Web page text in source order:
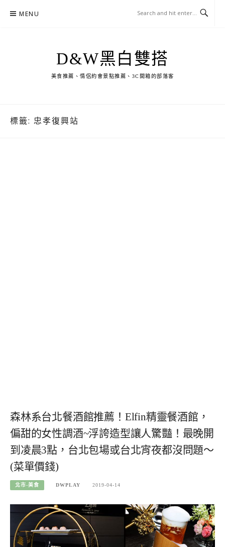
MENU
D&W黑白雙搭
美食推薦、情侶約會景點推薦、3C開箱的部落客
標籤: 忠孝復興站
森林系台北餐酒館推薦！Elfin精靈餐酒館，
偏甜的女性調酒~浮誇造型讓人驚豔！最晚開
到凌晨3點，台北包場或台北宵夜都沒問題～
(菜單價錢)
北市-美食 DWPLAY 2019-04-14